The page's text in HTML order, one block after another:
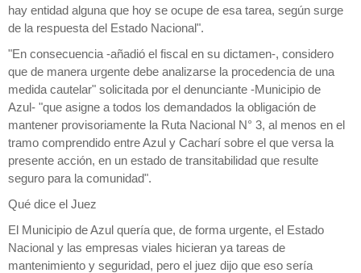
hay entidad alguna que hoy se ocupe de esa tarea, según surge
de la respuesta del Estado Nacional".
"En consecuencia -añadió el fiscal en su dictamen-, considero
que de manera urgente debe analizarse la procedencia de una
medida cautelar" solicitada por el denunciante -Municipio de
Azul- "que asigne a todos los demandados la obligación de
mantener provisoriamente la Ruta Nacional N° 3, al menos en el
tramo comprendido entre Azul y Cacharí sobre el que versa la
presente acción, en un estado de transitabilidad que resulte
seguro para la comunidad".
Qué dice el Juez
El Municipio de Azul quería que, de forma urgente, el Estado
Nacional y las empresas viales hicieran ya tareas de
mantenimiento y seguridad, pero el juez dijo que eso sería